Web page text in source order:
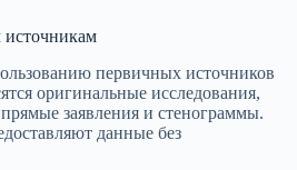
первичных источников
оригинальные исследования,
заявления и стенограммы.
данные без